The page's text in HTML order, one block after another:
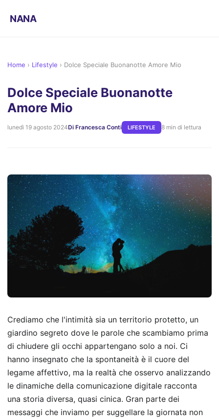
NANA
Home › Lifestyle › Dolce Speciale Buonanotte Amore Mio
Dolce Speciale Buonanotte
Amore Mio
lunedì 19 agosto 2024Di Francesca Conti LIFESTYLE 8 min di lettura
Crediamo che l'intimità sia un territorio protetto, un
giardino segreto dove le parole che scambiamo prima
di chiudere gli occhi appartengano solo a noi. Ci
hanno insegnato che la spontaneità è il cuore del
legame affettivo, ma la realtà che osservo analizzando
le dinamiche della comunicazione digitale racconta
una storia diversa, quasi cinica. Gran parte dei
messaggi che inviamo per suggellare la giornata non